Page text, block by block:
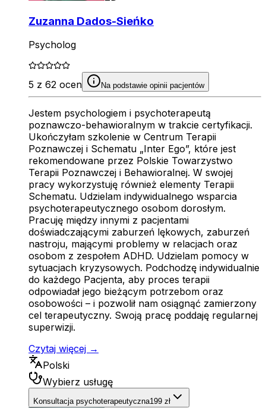
Zuzanna Dados-Sieńko
Psycholog
5 z 62 ocen Na podstawie opinii pacjentów
Jestem psychologiem i psychoterapeutą
poznawczo-behawioralnym w trakcie certyfikacji.
Ukończyłam szkolenie w Centrum Terapii
Poznawczej i Schematu „Inter Ego”, które jest
rekomendowane przez Polskie Towarzystwo
Terapii Poznawczej i Behawioralnej. W swojej
pracy wykorzystuję również elementy Terapii
Schematu. Udzielam indywidualnego wsparcia
psychoterapeutycznego osobom dorosłym.
Pracuję między innymi z pacjentami
doświadczającymi zaburzeń lękowych, zaburzeń
nastroju, mającymi problemy w relacjach oraz
osobom z zespołem ADHD. Udzielam pomocy w
sytuacjach kryzysowych. Podchodzę indywidualnie
do każdego Pacjenta, aby proces terapii
odpowiadał jego bieżącym potrzebom oraz
osobowości – i pozwolił nam osiągnąć zamierzony
cel terapeutyczny. Swoją pracę poddaję regularnej
superwizji.
Czytaj więcej →
Polski
Wybierz usługę
Konsultacja psychoterapeutyczna199 zł